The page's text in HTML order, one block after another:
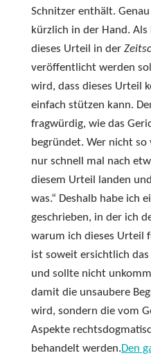
Schnitzer enthält.
kürzlich in der Hand. Als
dieses Urteil in der
veröffentlicht werden
wird, dass dieses Urteil
einfach stützen kann.
fragwürdig, wie das
begründet. Wer nicht
nur schnell mal nach
diesem Urteil landen
was.“ Deshalb habe ich
geschrieben, in der ich
warum ich dieses Urteil
ist soweit ersichtlich
und sollte nicht
damit die unsaubere
wird, sondern die vom
Aspekte
behandelt werden.Den